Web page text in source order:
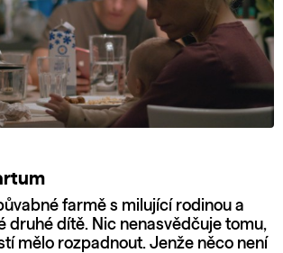
farmě s milující rodinou a
druhé dítě. Nic nenasvědčuje tomu,
mělo rozpadnout. Jenže něco není